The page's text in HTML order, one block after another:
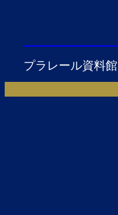
プラレール資料館